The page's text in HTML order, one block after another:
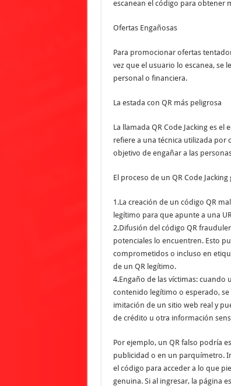
escanean el código para obtener
Ofertas Engañosas
Para promocionar ofertas
vez que el usuario lo escanea, se
personal o financiera.
La estada con QR más peligrosa
La llamada QR Code Jacking es
refiere a una técnica utilizada por
objetivo de engañar a las
El proceso de un QR Code
1.La creación de un código QR
legítimo para que apunte a una
2.Difusión del código QR
potenciales lo encuentren. Esto
comprometidos o incluso en
de un QR legítimo.
4.Engaño de las víctimas: cuando
contenido legítimo o esperado, se
imitación de un sitio web real y
de crédito u otra información
Por ejemplo, un QR falso podría
publicidad o en un parquímetro.
el código para acceder a lo que
genuina. Si al ingresar, la página